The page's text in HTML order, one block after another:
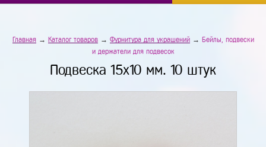
Главная→ Каталог товаров→ Фурнитура для украшений→ Бейлы, подвески
и держатели для подвесок
Подвеска 15х10 мм. 10 штук